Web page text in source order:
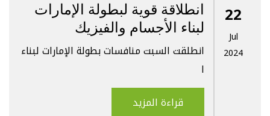
انطلاقة قوية لبطولة الإمارات
لبناء الأجسام والفيزيك
انطلقت السبت منافسات بطولة الإمارات لبناء
ا
قراءة المزيد
22
Jul
2024